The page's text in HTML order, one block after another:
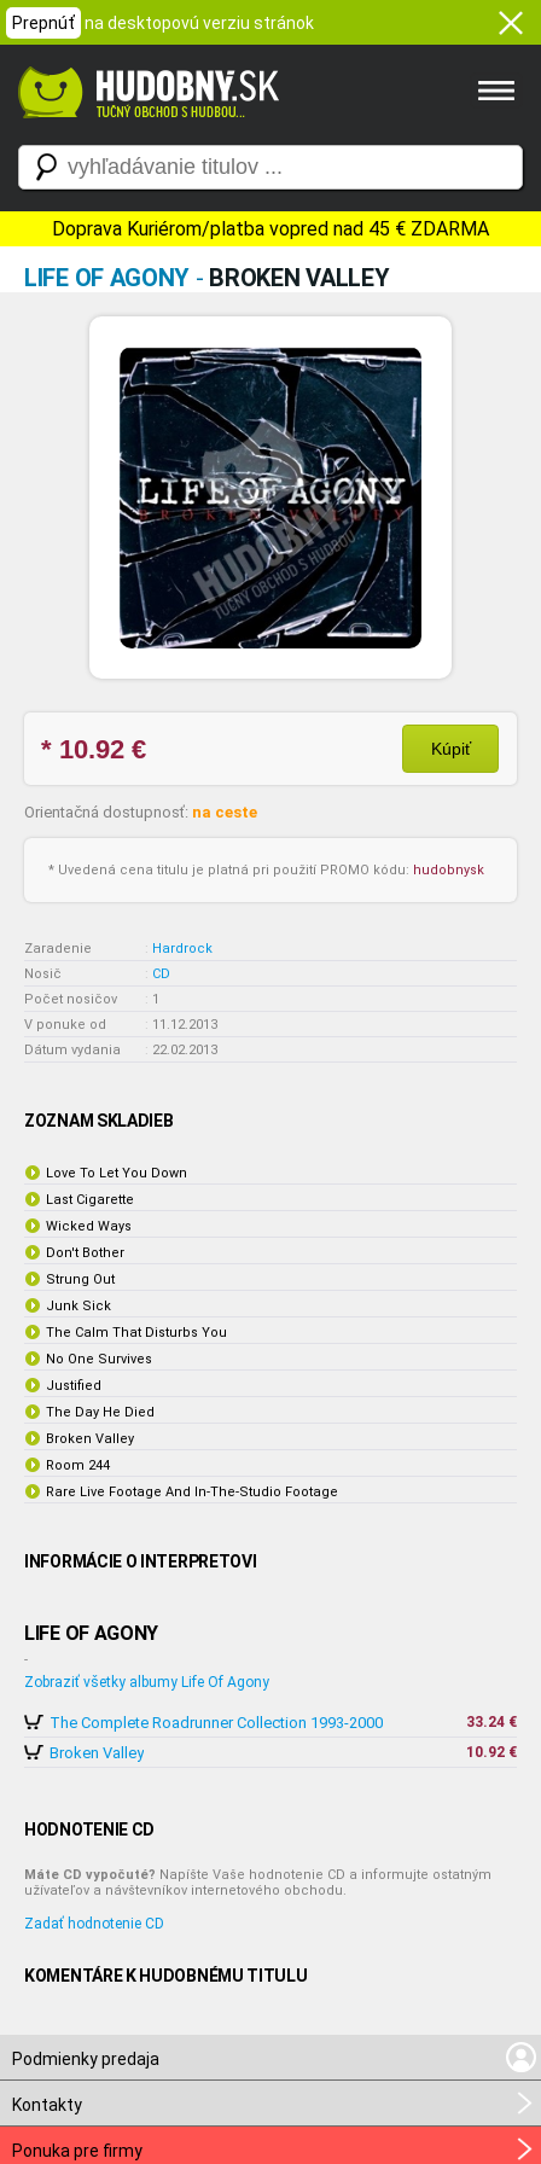
Prepnúť na desktopovú verziu stránok
Doprava Kuriérom/platba vopred nad 45 € ZDARMA
LIFE OF AGONY - BROKEN VALLEY
* 10.92 € Kúpiť
Orientačná dostupnosť: na ceste
* Uvedená cena titulu je platná pri použití PROMO kódu: hudobnysk
Zaradenie : Hardrock
Nosič
: CD
Počet nosičov
: 1
V ponuke od
: 11.12.2013
Dátum vydania
: 22.02.2013
ZOZNAM SKLADIEB
Love To Let You Down
Last Cigarette
Wicked Ways
Don't Bother
Strung Out
Junk Sick
The Calm That Disturbs You
No One Survives
Justified
The Day He Died
Broken Valley
Room 244
Rare Live Footage And In-The-Studio Footage
INFORMÁCIE O INTERPRETOVI
LIFE OF AGONY
-
Zobraziť všetky albumy Life Of Agony
The Complete Roadrunner Collection 1993-2000 33.24 €
Broken Valley 10.92 €
HODNOTENIE CD
Máte CD vypočuté? Napíšte Vaše hodnotenie CD a informujte ostatným
užívateľov a návštevníkov internetového obchodu.
Zadať hodnotenie CD
KOMENTÁRE K HUDOBNÉMU TITULU
Podmienky predaja
Kontakty
Ponuka pre firmy